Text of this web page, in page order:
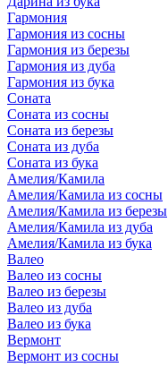
Гармония
Гармония из сосны
Гармония из березы
Гармония из дуба
Гармония из бука
Соната
Соната из сосны
Соната из березы
Соната из дуба
Соната из бука
Амелия/Камила
Амелия/Камила из сосны
Амелия/Камила из березы
Амелия/Камила из дуба
Амелия/Камила из бука
Валео
Валео из сосны
Валео из березы
Валео из дуба
Валео из бука
Вермонт
Вермонт из сосны